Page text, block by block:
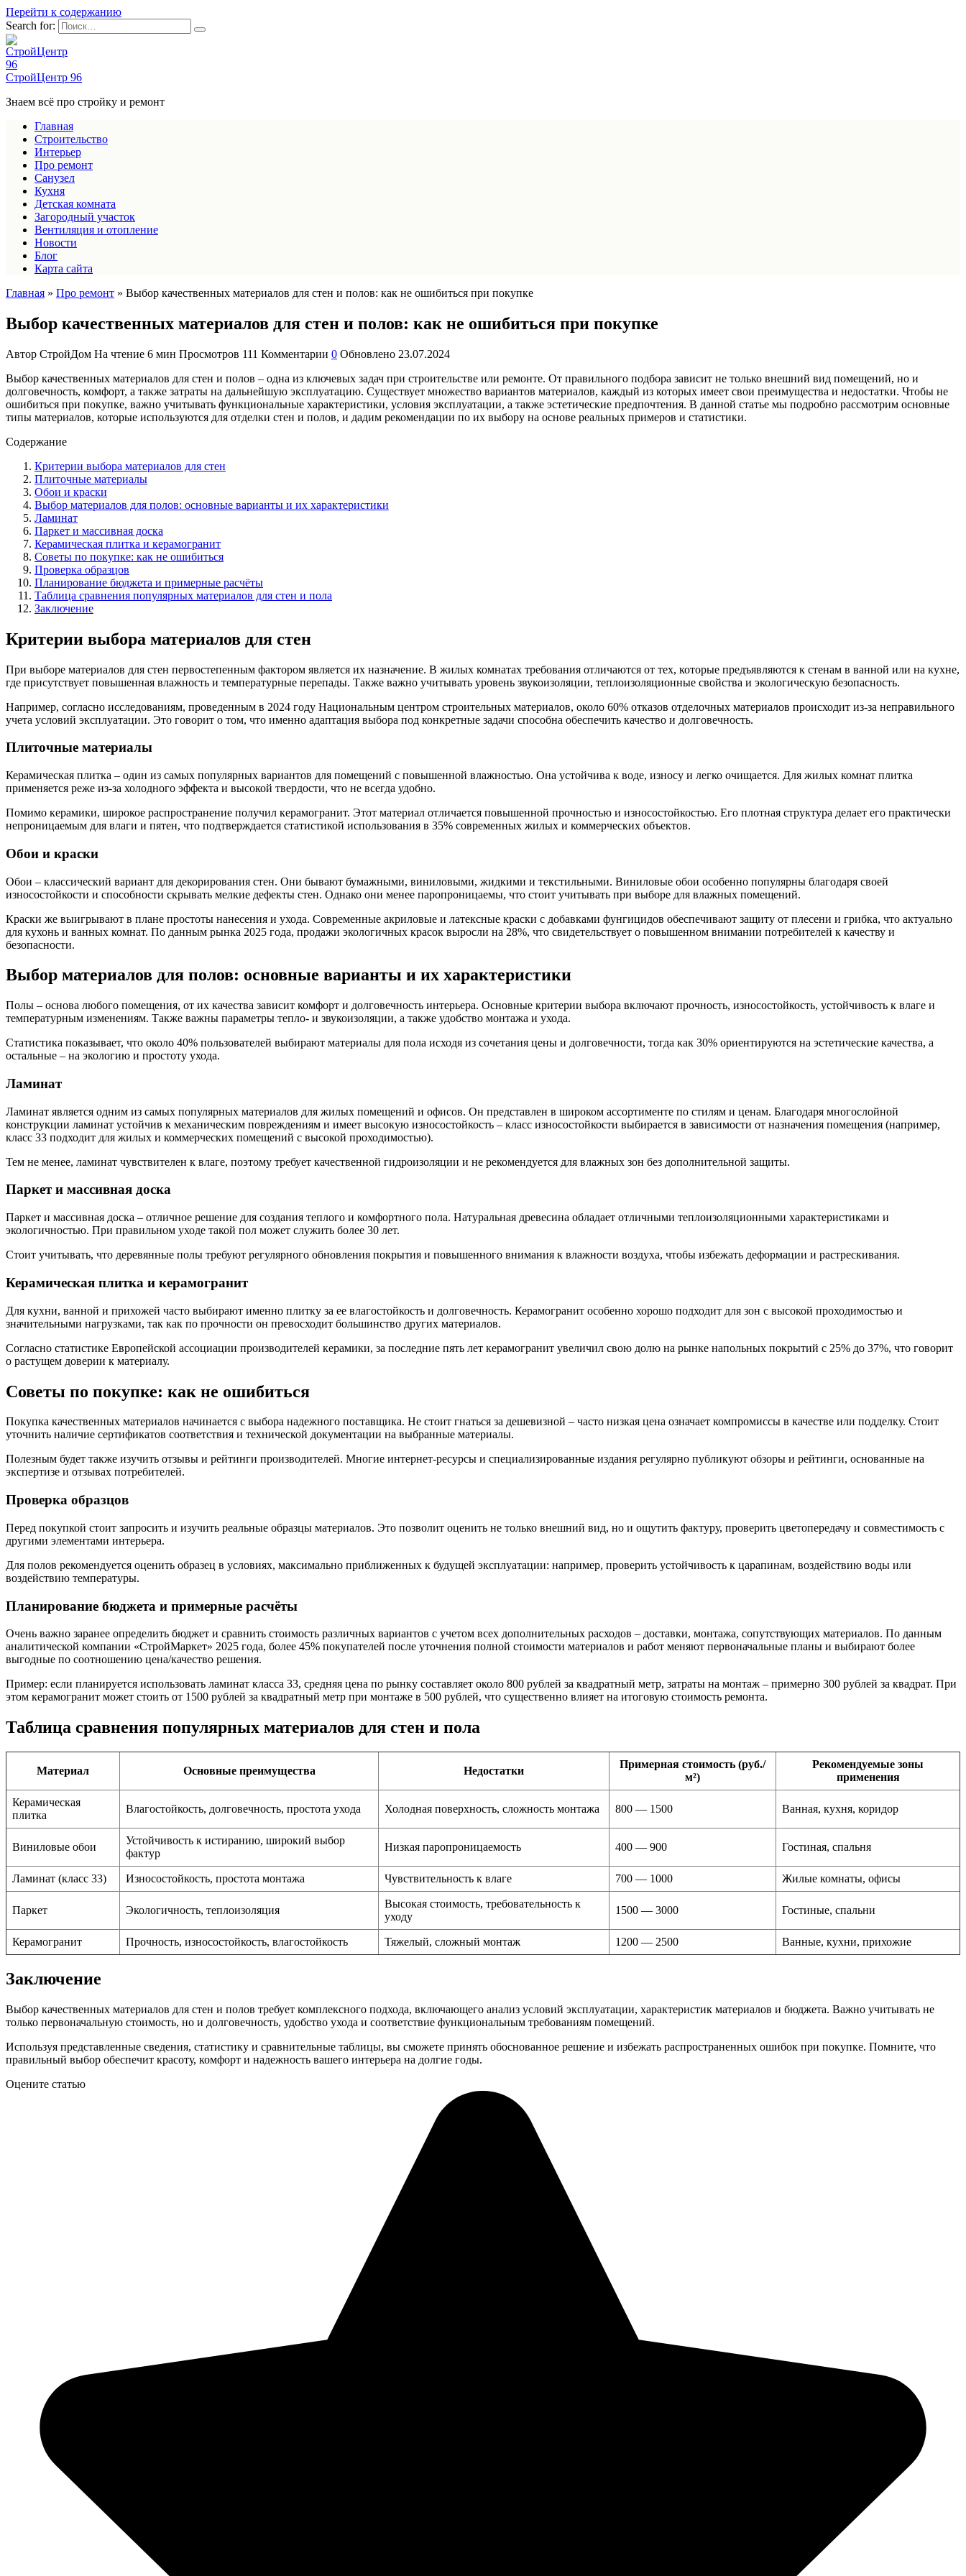
Перейти к содержанию
Search for:
СтройЦентр 96
Знаем всё про стройку и ремонт
Главная
Строительство
Интерьер
Про ремонт
Санузел
Кухня
Детская комната
Загородный участок
Вентиляция и отопление
Новости
Блог
Карта сайта
Главная » Про ремонт » Выбор качественных материалов для стен и полов: как не ошибиться при покупке
Выбор качественных материалов для стен и полов: как не ошибиться при покупке
Автор СтройДом На чтение 6 мин Просмотров 111 Комментарии 0 Обновлено 23.07.2024
Выбор качественных материалов для стен и полов – одна из ключевых задач при строительстве или ремонте. От правильного подбора зависит не только внешний вид помещений, но и
долговечность, комфорт, а также затраты на дальнейшую эксплуатацию. Существует множество вариантов материалов, каждый из которых имеет свои преимущества и недостатки. Чтобы не
ошибиться при покупке, важно учитывать функциональные характеристики, условия эксплуатации, а также эстетические предпочтения. В данной статье мы подробно рассмотрим основные
типы материалов, которые используются для отделки стен и полов, и дадим рекомендации по их выбору на основе реальных примеров и статистики.
Содержание
Критерии выбора материалов для стен
Плиточные материалы
Обои и краски
Выбор материалов для полов: основные варианты и их характеристики
Ламинат
Паркет и массивная доска
Керамическая плитка и керамогранит
Советы по покупке: как не ошибиться
Проверка образцов
Планирование бюджета и примерные расчёты
Таблица сравнения популярных материалов для стен и пола
Заключение
Критерии выбора материалов для стен
При выборе материалов для стен первостепенным фактором является их назначение. В жилых комнатах требования отличаются от тех, которые предъявляются к стенам в ванной или на кухне,
где присутствует повышенная влажность и температурные перепады. Также важно учитывать уровень звукоизоляции, теплоизоляционные свойства и экологическую безопасность.
Например, согласно исследованиям, проведенным в 2024 году Национальным центром строительных материалов, около 60% отказов отделочных материалов происходит из-за неправильного
учета условий эксплуатации. Это говорит о том, что именно адаптация выбора под конкретные задачи способна обеспечить качество и долговечность.
Плиточные материалы
Керамическая плитка – один из самых популярных вариантов для помещений с повышенной влажностью. Она устойчива к воде, износу и легко очищается. Для жилых комнат плитка
применяется реже из-за холодного эффекта и высокой твердости, что не всегда удобно.
Помимо керамики, широкое распространение получил керамогранит. Этот материал отличается повышенной прочностью и износостойкостью. Его плотная структура делает его практически
непроницаемым для влаги и пятен, что подтверждается статистикой использования в 35% современных жилых и коммерческих объектов.
Обои и краски
Обои – классический вариант для декорирования стен. Они бывают бумажными, виниловыми, жидкими и текстильными. Виниловые обои особенно популярны благодаря своей
износостойкости и способности скрывать мелкие дефекты стен. Однако они менее паропроницаемы, что стоит учитывать при выборе для влажных помещений.
Краски же выигрывают в плане простоты нанесения и ухода. Современные акриловые и латексные краски с добавками фунгицидов обеспечивают защиту от плесени и грибка, что актуально
для кухонь и ванных комнат. По данным рынка 2025 года, продажи экологичных красок выросли на 28%, что свидетельствует о повышенном внимании потребителей к качеству и
безопасности.
Выбор материалов для полов: основные варианты и их характеристики
Полы – основа любого помещения, от их качества зависит комфорт и долговечность интерьера. Основные критерии выбора включают прочность, износостойкость, устойчивость к влаге и
температурным изменениям. Также важны параметры тепло- и звукоизоляции, а также удобство монтажа и ухода.
Статистика показывает, что около 40% пользователей выбирают материалы для пола исходя из сочетания цены и долговечности, тогда как 30% ориентируются на эстетические качества, а
остальные – на экологию и простоту ухода.
Ламинат
Ламинат является одним из самых популярных материалов для жилых помещений и офисов. Он представлен в широком ассортименте по стилям и ценам. Благодаря многослойной
конструкции ламинат устойчив к механическим повреждениям и имеет высокую износостойкость – класс износостойкости выбирается в зависимости от назначения помещения (например,
класс 33 подходит для жилых и коммерческих помещений с высокой проходимостью).
Тем не менее, ламинат чувствителен к влаге, поэтому требует качественной гидроизоляции и не рекомендуется для влажных зон без дополнительной защиты.
Паркет и массивная доска
Паркет и массивная доска – отличное решение для создания теплого и комфортного пола. Натуральная древесина обладает отличными теплоизоляционными характеристиками и
экологичностью. При правильном уходе такой пол может служить более 30 лет.
Стоит учитывать, что деревянные полы требуют регулярного обновления покрытия и повышенного внимания к влажности воздуха, чтобы избежать деформации и растрескивания.
Керамическая плитка и керамогранит
Для кухни, ванной и прихожей часто выбирают именно плитку за ее влагостойкость и долговечность. Керамогранит особенно хорошо подходит для зон с высокой проходимостью и
значительными нагрузками, так как по прочности он превосходит большинство других материалов.
Согласно статистике Европейской ассоциации производителей керамики, за последние пять лет керамогранит увеличил свою долю на рынке напольных покрытий с 25% до 37%, что говорит
о растущем доверии к материалу.
Советы по покупке: как не ошибиться
Покупка качественных материалов начинается с выбора надежного поставщика. Не стоит гнаться за дешевизной – часто низкая цена означает компромиссы в качестве или подделку. Стоит
уточнить наличие сертификатов соответствия и технической документации на выбранные материалы.
Полезным будет также изучить отзывы и рейтинги производителей. Многие интернет-ресурсы и специализированные издания регулярно публикуют обзоры и рейтинги, основанные на
экспертизе и отзывах потребителей.
Проверка образцов
Перед покупкой стоит запросить и изучить реальные образцы материалов. Это позволит оценить не только внешний вид, но и ощутить фактуру, проверить цветопередачу и совместимость с
другими элементами интерьера.
Для полов рекомендуется оценить образец в условиях, максимально приближенных к будущей эксплуатации: например, проверить устойчивость к царапинам, воздействию воды или
воздействию температуры.
Планирование бюджета и примерные расчёты
Очень важно заранее определить бюджет и сравнить стоимость различных вариантов с учетом всех дополнительных расходов – доставки, монтажа, сопутствующих материалов. По данным
аналитической компании «СтройМаркет» 2025 года, более 45% покупателей после уточнения полной стоимости материалов и работ меняют первоначальные планы и выбирают более
выгодные по соотношению цена/качество решения.
Пример: если планируется использовать ламинат класса 33, средняя цена по рынку составляет около 800 рублей за квадратный метр, затраты на монтаж – примерно 300 рублей за квадрат. При
этом керамогранит может стоить от 1500 рублей за квадратный метр при монтаже в 500 рублей, что существенно влияет на итоговую стоимость ремонта.
Таблица сравнения популярных материалов для стен и пола
Материал Основные преимущества Недостатки
Примерная стоимость (руб./
м²)
Рекомендуемые зоны
применения
Керамическая
плитка
Влагостойкость, долговечность, простота ухода Холодная поверхность, сложность монтажа 800 — 1500 Ванная, кухня, коридор
Виниловые обои
Устойчивость к истиранию, широкий выбор
фактур
Низкая паропроницаемость 400 — 900 Гостиная, спальня
Ламинат (класс 33) Износостойкость, простота монтажа Чувствительность к влаге 700 — 1000 Жилые комнаты, офисы
Паркет Экологичность, теплоизоляция
Высокая стоимость, требовательность к
уходу
1500 — 3000 Гостиные, спальни
Керамогранит Прочность, износостойкость, влагостойкость Тяжелый, сложный монтаж 1200 — 2500 Ванные, кухни, прихожие
Заключение
Выбор качественных материалов для стен и полов требует комплексного подхода, включающего анализ условий эксплуатации, характеристик материалов и бюджета. Важно учитывать не
только первоначальную стоимость, но и долговечность, удобство ухода и соответствие функциональным требованиям помещений.
Используя представленные сведения, статистику и сравнительные таблицы, вы сможете принять обоснованное решение и избежать распространенных ошибок при покупке. Помните, что
правильный выбор обеспечит красоту, комфорт и надежность вашего интерьера на долгие годы.
Оцените статью